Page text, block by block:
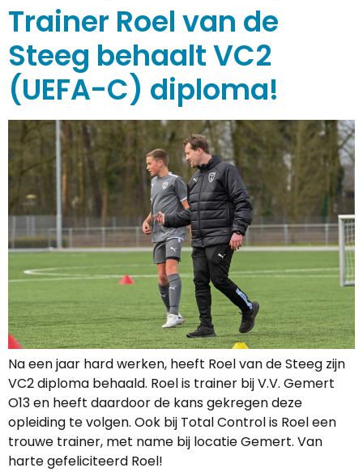
Trainer Roel van de
Steeg behaalt VC2
(UEFA-C) diploma!
Na een jaar hard werken, heeft Roel van de Steeg zijn
VC2 diploma behaald. Roel is trainer bij V.V. Gemert
O13 en heeft daardoor de kans gekregen deze
opleiding te volgen. Ook bij Total Control is Roel een
trouwe trainer, met name bij locatie Gemert. Van
harte gefeliciteerd Roel!